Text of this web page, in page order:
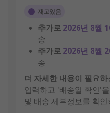
재고있음
추가로 2026년 8월
송
추가로 2026년 8월
송
더 자세한 내용이 필요하
입력하고 '배송일 확인'
및 배송 세부정보를 확